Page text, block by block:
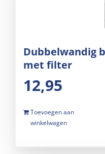
Dubbelwandig
met filter
12,95
Toevoegen aan
winkelwagen